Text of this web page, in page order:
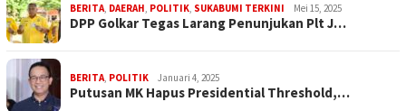
BERITA DAERAH POLITIK SUKABUMI TERKINI Mei 15, 2025
DPP Golkar Tegas Larang Penunjukan Plt J…
BERITA POLITIK Januari 4, 2025
Putusan MK Hapus Presidential Threshold,…